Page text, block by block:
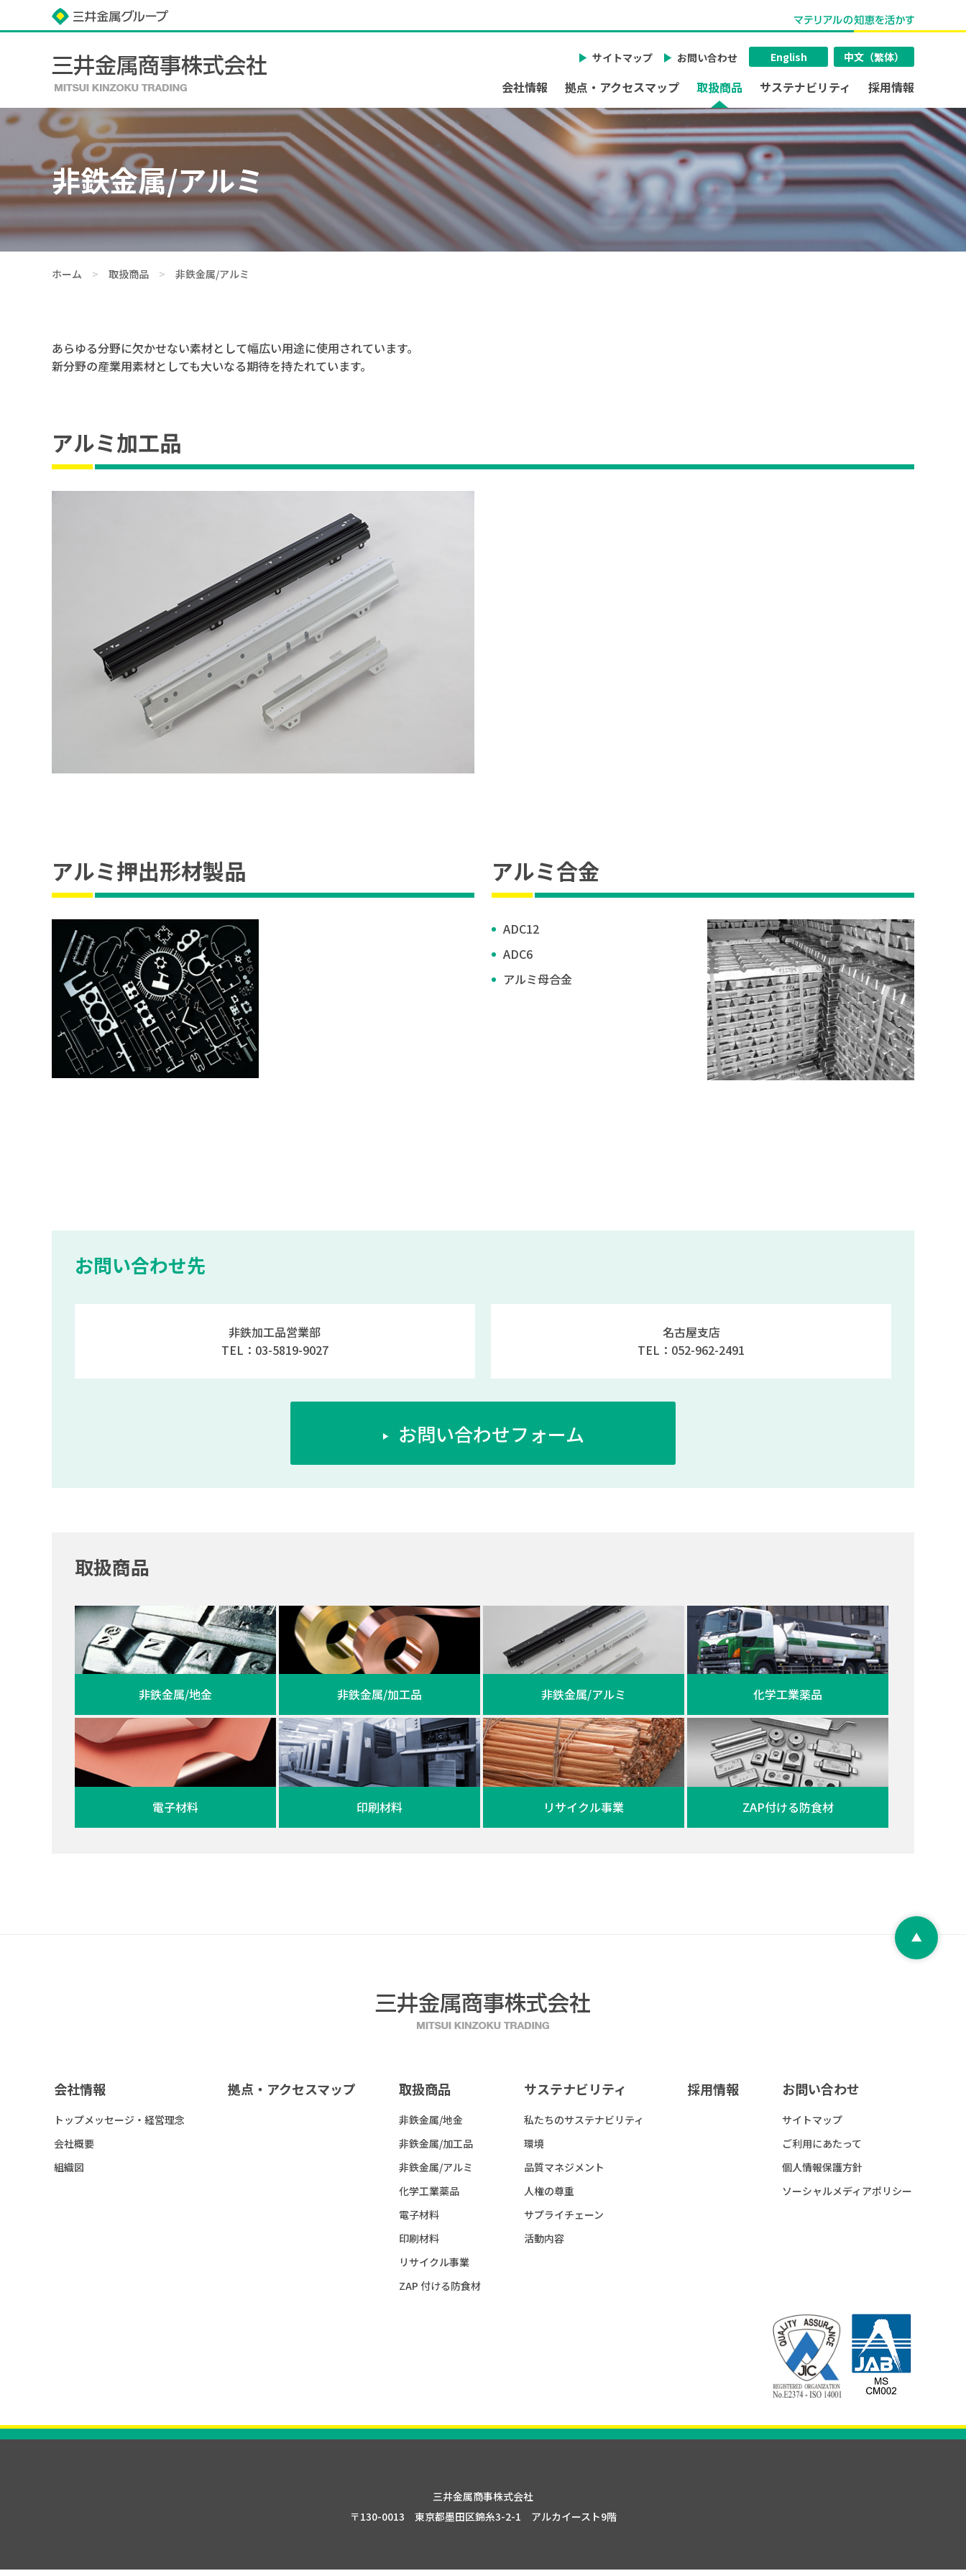
サイトマップ お問い合わせ English 中文（繁体）
会社情報 拠点・アクセスマップ 取扱商品 サステナビリティ 採用情報
非鉄金属/アルミ
ホーム > 取扱商品 > 非鉄金属/アルミ
あらゆる分野に欠かせない素材として幅広い用途に使用されています。
新分野の産業用素材としても大いなる期待を持たれています。
アルミ加工品
アルミ押出形材製品 アルミ合金
ADC12
ADC6
アルミ母合金
お問い合わせ先
非鉄加工品営業部
TEL：03-5819-9027
名古屋支店
TEL：052-962-2491
お問い合わせフォーム
取扱商品
非鉄金属/地金 非鉄金属/加工品 非鉄金属/アルミ 化学工業薬品
電子材料 印刷材料 リサイクル事業 ZAP付ける防食材
会社情報
トップメッセージ・経営理念
会社概要
組織図
拠点・アクセスマップ 取扱商品
非鉄金属/地金
非鉄金属/加工品
非鉄金属/アルミ
化学工業薬品
電子材料
印刷材料
リサイクル事業
ZAP 付ける防食材
サステナビリティ
私たちのサステナビリティ
環境
品質マネジメント
人権の尊重
サプライチェーン
活動内容
採用情報 お問い合わせ
サイトマップ
ご利用にあたって
個人情報保護方針
ソーシャルメディアポリシー
三井金属商事株式会社
〒130-0013 東京都墨田区錦糸3-2-1 アルカイースト9階